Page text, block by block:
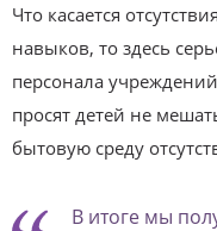
Что касается
навыков, то здесь
персонала
просят детей не
бытовую среду
В итоге мы